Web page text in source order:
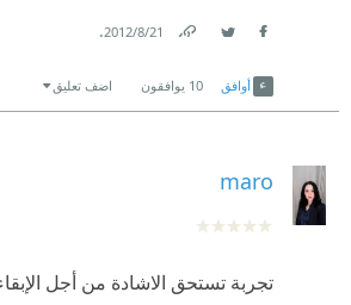
21‏/8‏/2012
.
أوافق 10 يوافقون اضف تعليق
maro
تجربة تستحق الاشادة من أجل